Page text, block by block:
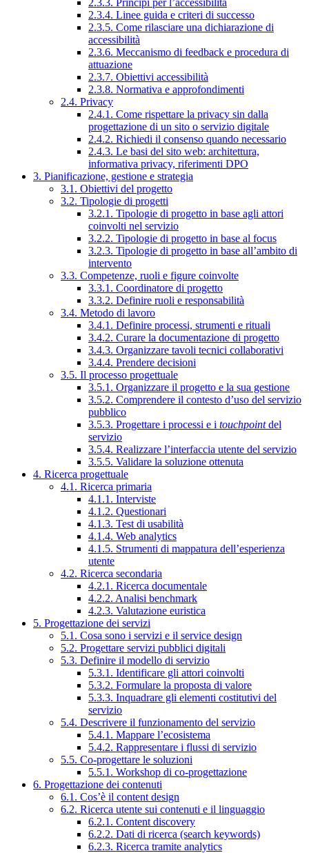
2.3.3. Principi per l’accessibilità
2.3.4. Linee guida e criteri di successo
2.3.5. Come rilasciare una dichiarazione di
accessibilità
2.3.6. Meccanismo di feedback e procedura di
attuazione
2.3.7. Obiettivi accessibilità
2.3.8. Normativa e approfondimenti
2.4. Privacy
2.4.1. Come rispettare la privacy sin dalla
progettazione di un sito o servizio digitale
2.4.2. Richiedi il consenso quando necessario
2.4.3. Le basi del sito web: architettura,
informativa privacy, riferimenti DPO
3. Pianificazione, gestione e strategia
3.1. Obiettivi del progetto
3.2. Tipologie di progetti
3.2.1. Tipologie di progetto in base agli attori
coinvolti nel servizio
3.2.2. Tipologie di progetto in base al focus
3.2.3. Tipologie di progetto in base all’ambito di
intervento
3.3. Competenze, ruoli e figure coinvolte
3.3.1. Coordinatore di progetto
3.3.2. Definire ruoli e responsabilità
3.4. Metodo di lavoro
3.4.1. Definire processi, strumenti e rituali
3.4.2. Curare la documentazione di progetto
3.4.3. Organizzare tavoli tecnici collaborativi
3.4.4. Prendere decisioni
3.5. Il processo progettuale
3.5.1. Organizzare il progetto e la sua gestione
3.5.2. Comprendere il contesto d’uso del servizio
pubblico
3.5.3. Progettare i processi e i touchpointdel
servizio
3.5.4. Realizzare l’interfaccia utente del servizio
3.5.5. Validare la soluzione ottenuta
4. Ricerca progettuale
4.1. Ricerca primaria
4.1.1. Interviste
4.1.2. Questionari
4.1.3. Test di usabilità
4.1.4. Web analytics
4.1.5. Strumenti di mappatura dell’esperienza
utente
4.2. Ricerca secondaria
4.2.1. Ricerca documentale
4.2.2. Analisi benchmark
4.2.3. Valutazione euristica
5. Progettazione dei servizi
5.1. Cosa sono i servizi e il service design
5.2. Progettare servizi pubblici digitali
5.3. Definire il modello di servizio
5.3.1. Identificare gli attori coinvolti
5.3.2. Formulare la proposta di valore
5.3.3. Inquadrare gli elementi costitutivi del
servizio
5.4. Descrivere il funzionamento del servizio
5.4.1. Mappare l’ecosistema
5.4.2. Rappresentare i flussi di servizio
5.5. Co-progettare le soluzioni
5.5.1. Workshop di co-progettazione
6. Progettazione dei contenuti
6.1. Cos’è il content design
6.2. Ricerca utente sui contenuti e il linguaggio
6.2.1. Content discovery
6.2.2. Dati di ricerca (search keywords)
6.2.3. Ricerca tramite analytics